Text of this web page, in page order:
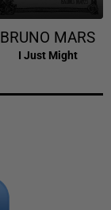
BRUNO MARS
I Just Might